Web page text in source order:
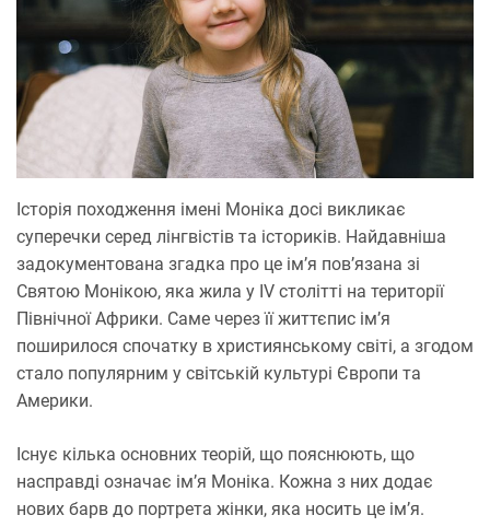
Історія походження імені Моніка досі викликає
суперечки серед лінгвістів та істориків. Найдавніша
задокументована згадка про це ім’я пов’язана зі
Святою Монікою, яка жила у IV столітті на території
Північної Африки. Саме через її життєпис ім’я
поширилося спочатку в християнському світі, а згодом
стало популярним у світській культурі Європи та
Америки.
Існує кілька основних теорій, що пояснюють, що
насправді означає ім’я Моніка. Кожна з них додає
нових барв до портрета жінки, яка носить це ім’я.